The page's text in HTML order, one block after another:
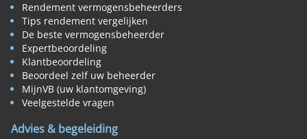
Rendement vermogensbeheerders
Tips rendement vergelijken
De beste vermogensbeheerder
Expertbeoordeling
Klantbeoordeling
Beoordeel zelf uw beheerder
MijnVB (uw klantomgeving)
Veelgestelde vragen
Advies & begeleiding